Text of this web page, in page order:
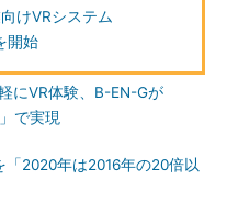
けVRシステム
開始
にVR体験、B-EN-Gが
で実現
「2020年は2016年の20倍以